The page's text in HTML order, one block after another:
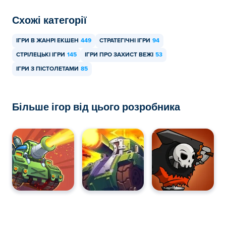
Схожі категорії
ІГРИ В ЖАНРІ ЕКШЕН 449 СТРАТЕГІЧНІ ІГРИ 94
СТРІЛЕЦЬКІ ІГРИ 145 ІГРИ ПРО ЗАХИСТ ВЕЖІ 53
ІГРИ З ПІСТОЛЕТАМИ 85
Більше ігор від цього розробника